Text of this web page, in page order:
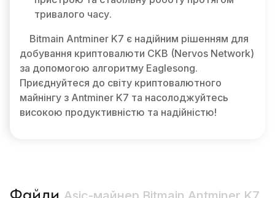
тривалого часу.
Bitmain Antminer K7 є надійним рішенням для
добування криптовалюти CKB (Nervos Network)
за допомогою алгоритму Eaglesong.
Приєднуйтеся до світу криптовалютного
майнінгу з Antminer K7 та насолоджуйтесь
високою продуктивністю та надійністю!